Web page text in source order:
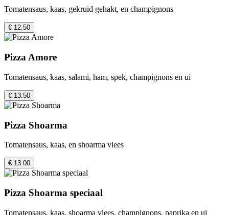
Tomatensaus, kaas, gekruid gehakt, en champignons
€ 12.50
Pizza Amore
Tomatensaus, kaas, salami, ham, spek, champignons en ui
€ 13.50
Pizza Shoarma
Tomatensaus, kaas, en shoarma vlees
€ 13.00
Pizza Shoarma speciaal
Tomatensaus, kaas, shoarma vlees, champignons, paprika en ui